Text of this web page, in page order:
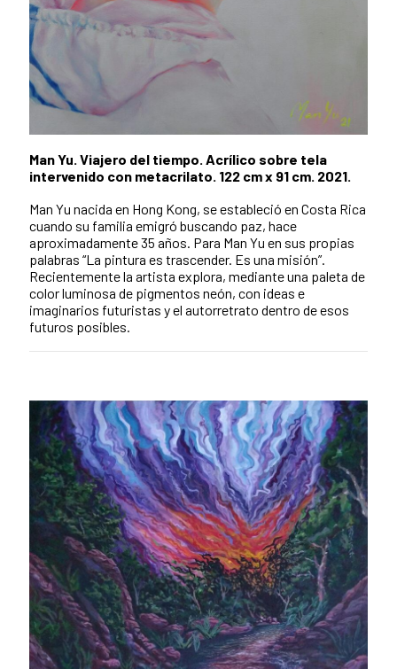
Man Yu. Viajero del tiempo. Acrílico sobre tela
intervenido con metacrilato. 122 cm x 91 cm. 2021.
Man Yu nacida en Hong Kong, se estableció en Costa Rica
cuando su familia emigró buscando paz, hace
aproximadamente 35 años. Para Man Yu en sus propias
palabras “La pintura es trascender. Es una misión”.
Recientemente la artista explora, mediante una paleta de
color luminosa de pigmentos neón, con ideas e
imaginarios futuristas y el autorretrato dentro de esos
futuros posibles.